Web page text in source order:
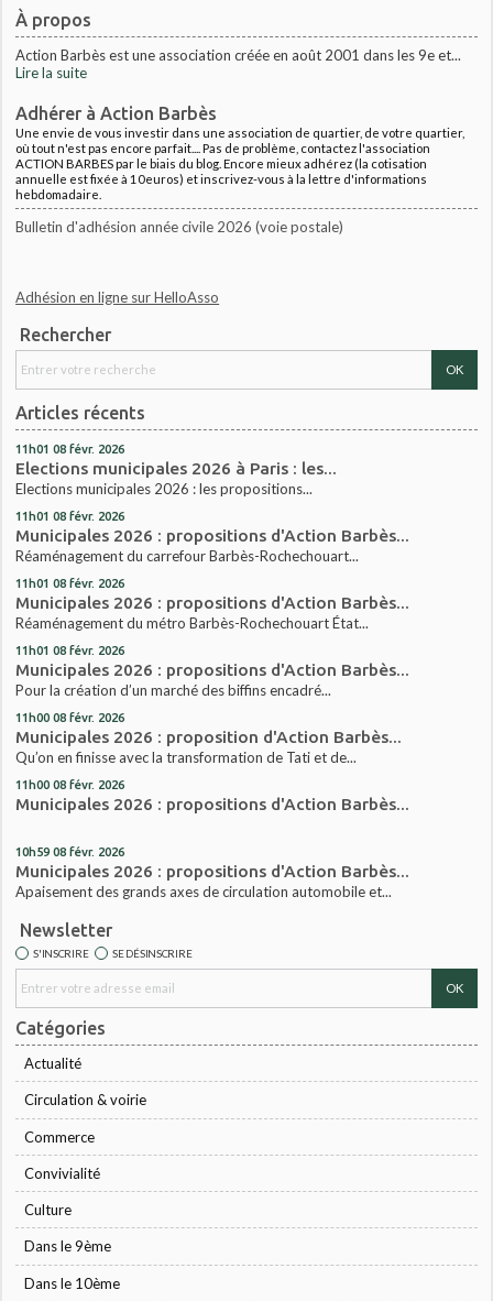
À propos
Action Barbès est une association créée en août 2001 dans les 9e et...
Lire la suite
Adhérer à Action Barbès
Une envie de vous investir dans une association de quartier, de votre quartier,
où tout n'est pas encore parfait.... Pas de problème, contactez l'association
ACTION BARBES par le biais du blog. Encore mieux adhérez (la cotisation
annuelle est fixée à 10euros) et inscrivez-vous à la lettre d'informations
hebdomadaire.
Bulletin d'adhésion année civile 2026 (voie postale)
Adhésion en ligne sur HelloAsso
Rechercher
Articles récents
11h01 08 févr. 2026
Elections municipales 2026 à Paris : les...
Elections municipales 2026 : les propositions...
11h01 08 févr. 2026
Municipales 2026 : propositions d'Action Barbès...
Réaménagement du carrefour Barbès-Rochechouart...
11h01 08 févr. 2026
Municipales 2026 : propositions d'Action Barbès...
Réaménagement du métro Barbès-Rochechouart État...
11h01 08 févr. 2026
Municipales 2026 : propositions d'Action Barbès...
Pour la création d’un marché des biffins encadré...
11h00 08 févr. 2026
Municipales 2026 : proposition d'Action Barbès...
Qu’on en finisse avec la transformation de Tati et de...
11h00 08 févr. 2026
Municipales 2026 : propositions d'Action Barbès...
10h59 08 févr. 2026
Municipales 2026 : propositions d'Action Barbès...
Apaisement des grands axes de circulation automobile et...
Newsletter
S'INSCRIRE SE DÉSINSCRIRE
Catégories
Actualité
Circulation & voirie
Commerce
Convivialité
Culture
Dans le 9ème
Dans le 10ème